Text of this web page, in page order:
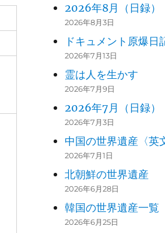
2026年8月（日録）
2026年8月3日
ドキュメント原爆日
2026年7月13日
霊は人を生かす
2026年7月9日
2026年7月（日録）
2026年7月3日
中国の世界遺産〈英
2026年7月1日
北朝鮮の世界遺産
2026年6月28日
韓国の世界遺産一覧
2026年6月25日